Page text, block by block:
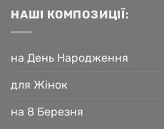
НАШІ КОМПОЗИЦІЇ:
на День Народження
для Жінок
на 8 Березня